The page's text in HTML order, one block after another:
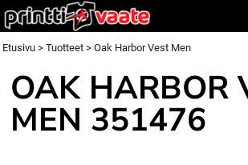
Etusivu > Tuotteet > Oak Harbor Vest Men
OAK HARBOR
MEN 351476